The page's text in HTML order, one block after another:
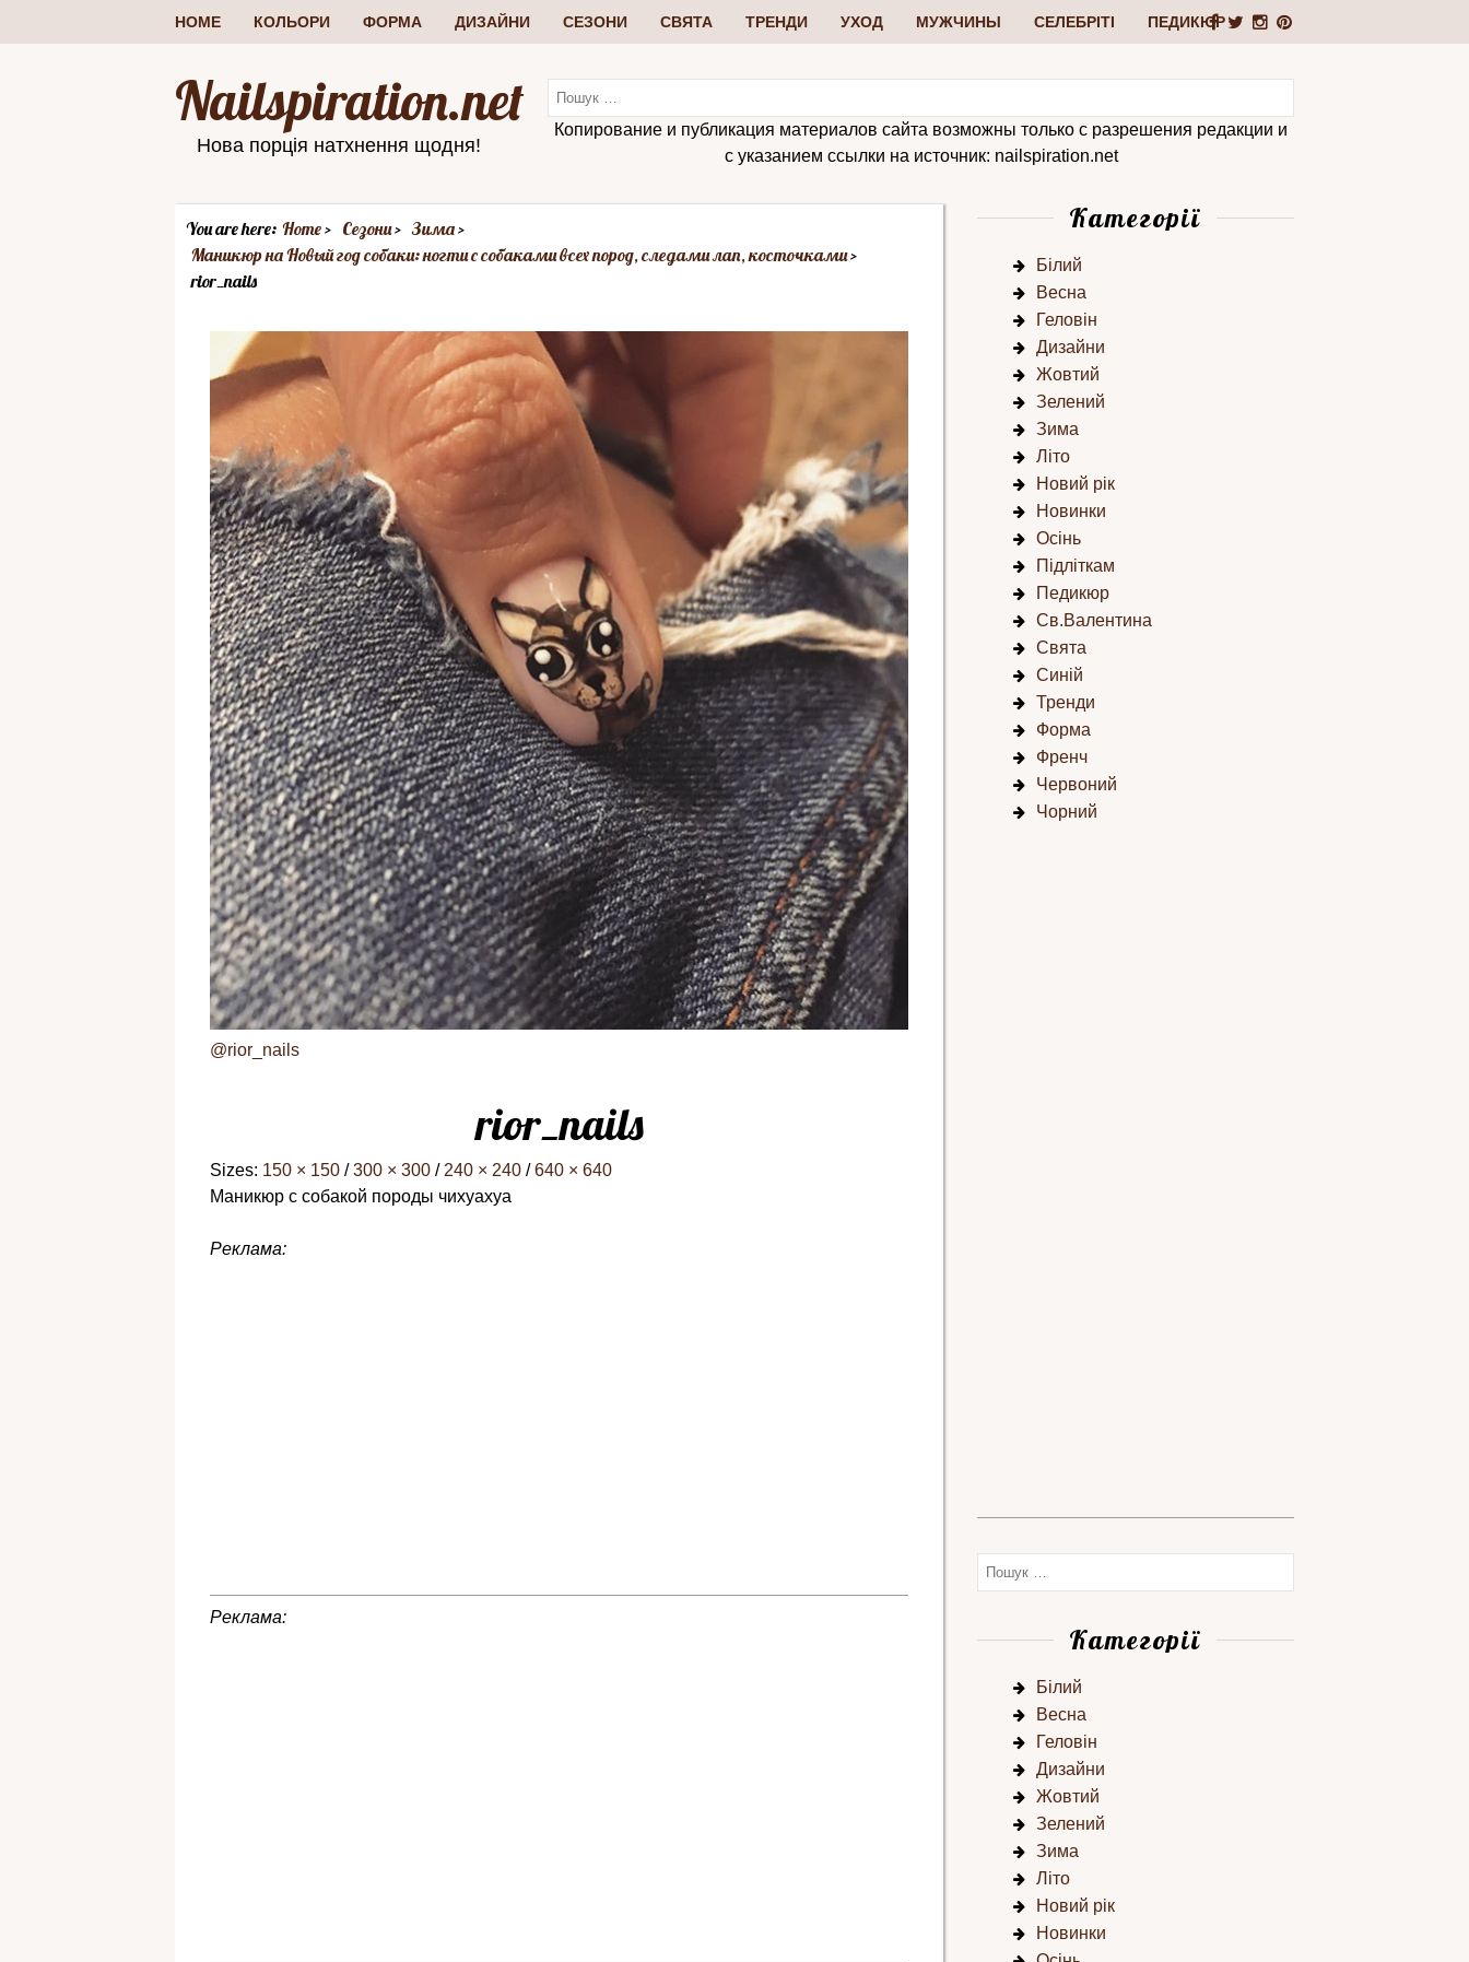
HOME КОЛЬОРИ ФОРМА ДИЗАЙНИ СЕЗОНИ СВЯТА ТРЕНДИ УХОД МУЖЧИНЫ СЕЛЕБРІТІ ПЕДИКЮР
Nailspiration.net
Нова порція натхнення щодня!
Копирование и публикация материалов сайта возможны только с разрешения редакции и
с указанием ссылки на источник: nailspiration.net
You are here: Home Сезони
Зима
Маникюр на Новый год собаки: ногти с собаками всех пород, следами лап, косточками
rior_nails
@rior_nails
rior_nails
Sizes: 150 × 150 / 300 × 300 / 240 × 240 / 640 × 640
Маникюр с собакой породы чихуахуа
Реклама:
Реклама:
Категорії
Білий
Весна
Геловін
Дизайни
Жовтий
Зелений
Зима
Літо
Новий рік
Новинки
Осінь
Підліткам
Педикюр
Св.Валентина
Свята
Синій
Тренди
Форма
Френч
Червоний
Чорний
Категорії
Білий
Весна
Геловін
Дизайни
Жовтий
Зелений
Зима
Літо
Новий рік
Новинки